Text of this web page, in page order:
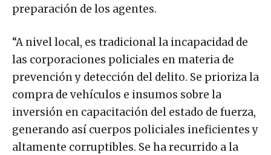
preparación de los agentes.
“A nivel local, es tradicional la incapacidad de
las corporaciones policiales en materia de
prevención y detección del delito. Se prioriza la
compra de vehículos e insumos sobre la
inversión en capacitación del estado de fuerza,
generando así cuerpos policiales ineficientes y
altamente corruptibles. Se ha recurrido a la